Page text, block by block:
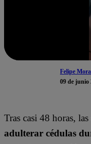
Felipe
09 de junio
Tras casi 48 horas, las
adulterar cédulas